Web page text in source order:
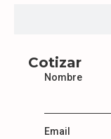
Cotizar
Nombre
Email